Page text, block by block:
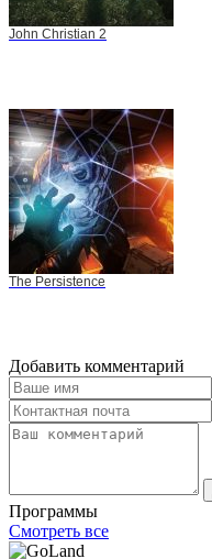
John Christian 2
The Persistence
Добавить комментарий
Программы
Смотреть все